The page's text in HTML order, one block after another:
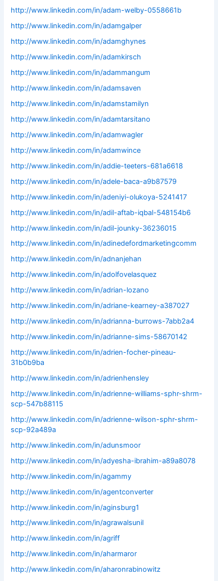
http://www.linkedin.com/in/adam-welby-0558661b
http://www.linkedin.com/in/adamgalper
http://www.linkedin.com/in/adamghynes
http://www.linkedin.com/in/adamkirsch
http://www.linkedin.com/in/adammangum
http://www.linkedin.com/in/adamsaven
http://www.linkedin.com/in/adamstamilyn
http://www.linkedin.com/in/adamtarsitano
http://www.linkedin.com/in/adamwagler
http://www.linkedin.com/in/adamwince
http://www.linkedin.com/in/addie-teeters-681a6618
http://www.linkedin.com/in/adele-baca-a9b87579
http://www.linkedin.com/in/adeniyi-olukoya-5241417
http://www.linkedin.com/in/adil-aftab-iqbal-548154b6
http://www.linkedin.com/in/adil-jounky-36236015
http://www.linkedin.com/in/adinedefordmarketingcomm
http://www.linkedin.com/in/adnanjehan
http://www.linkedin.com/in/adolfovelasquez
http://www.linkedin.com/in/adrian-lozano
http://www.linkedin.com/in/adriane-kearney-a387027
http://www.linkedin.com/in/adrianna-burrows-7abb2a4
http://www.linkedin.com/in/adrianne-sims-58670142
http://www.linkedin.com/in/adrien-focher-pineau-
31b0b9ba
http://www.linkedin.com/in/adrienhensley
http://www.linkedin.com/in/adrienne-williams-sphr-shrm-
scp-547b88115
http://www.linkedin.com/in/adrienne-wilson-sphr-shrm-
scp-92a489a
http://www.linkedin.com/in/adunsmoor
http://www.linkedin.com/in/adyesha-ibrahim-a89a8078
http://www.linkedin.com/in/agammy
http://www.linkedin.com/in/agentconverter
http://www.linkedin.com/in/aginsburg1
http://www.linkedin.com/in/agrawalsunil
http://www.linkedin.com/in/agriff
http://www.linkedin.com/in/aharmaror
http://www.linkedin.com/in/aharonrabinowitz